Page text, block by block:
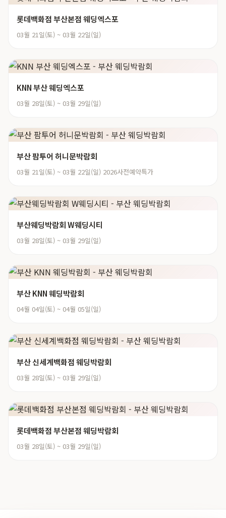
롯데백화점 부산본점 웨딩엑스포
03월 21일(토) ~ 03월 22일(일)
KNN 부산 웨딩엑스포
03월 28일(토) ~ 03월 29일(일)
부산 팜투어 허니문박람회
03월 21일(토) ~ 03월 22일(일) 2026사전예약특가
부산웨딩박람회 W웨딩시티
03월 28일(토) ~ 03월 29일(일)
부산 KNN 웨딩박람회
04월 04일(토) ~ 04월 05일(일)
부산 신세계백화점 웨딩박람회
03월 28일(토) ~ 03월 29일(일)
롯데백화점 부산본점 웨딩박람회
03월 28일(토) ~ 03월 29일(일)